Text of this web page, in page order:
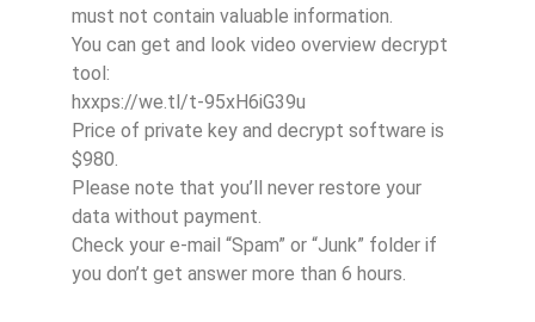
must not contain valuable information.
You can get and look video overview decrypt
tool:
hxxps://we.tl/t-95xH6iG39u
Price of private key and decrypt software is
$980.
Please note that you’ll never restore your
data without payment.
Check your e-mail “Spam” or “Junk” folder if
you don’t get answer more than 6 hours.